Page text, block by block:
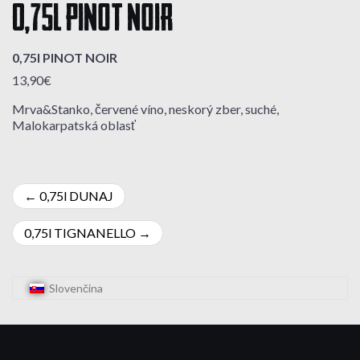
0,75l PINOT NOIR
0,75l PINOT NOIR
13,90€
Mrva&Stanko, červené víno, neskorý zber, suché,
Malokarpatská oblasť
Navigácia
v
0,75l DUNAJ
0,75l TIGNANELLO
Slovenčina